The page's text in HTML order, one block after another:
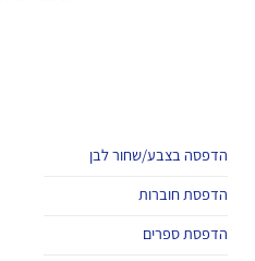
הדפסה בצבע/שחור לבן
הדפסת חוברות
הדפסת ספרים